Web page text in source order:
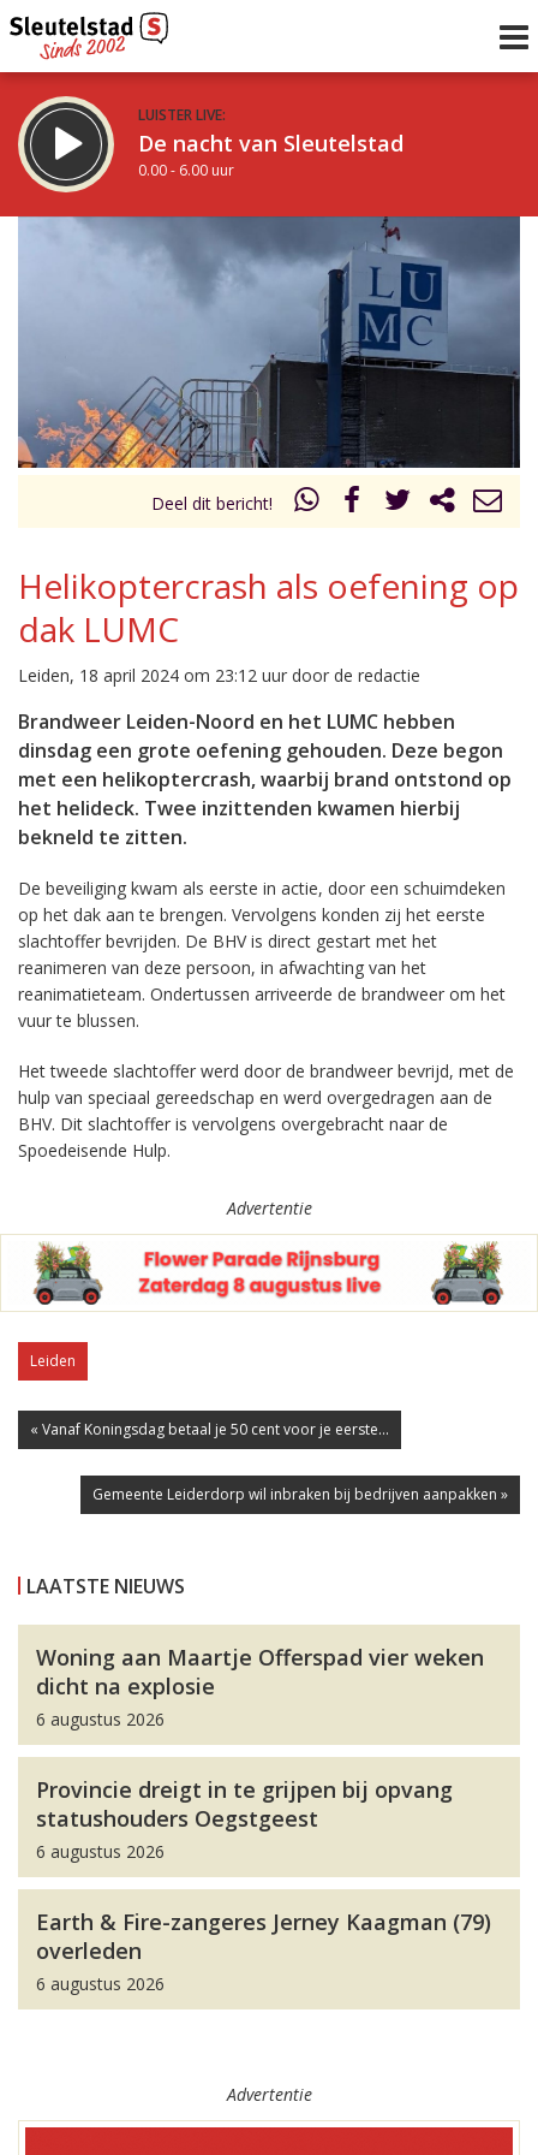
LUISTER LIVE:
De nacht van Sleutelstad
0.00 - 6.00 uur
De ochtend van Sleutelstad
Volgend uur
Deel dit bericht!
Helikoptercrash als oefening op
dak LUMC
Leiden, 18 april 2024 om 23:12 uur door de redactie
Brandweer Leiden-Noord en het LUMC hebben
dinsdag een grote oefening gehouden. Deze begon
met een helikoptercrash, waarbij brand ontstond op
het helideck. Twee inzittenden kwamen hierbij
bekneld te zitten.
De beveiliging kwam als eerste in actie, door een schuimdeken
op het dak aan te brengen. Vervolgens konden zij het eerste
slachtoffer bevrijden. De BHV is direct gestart met het
reanimeren van deze persoon, in afwachting van het
reanimatieteam. Ondertussen arriveerde de brandweer om het
vuur te blussen.
Het tweede slachtoffer werd door de brandweer bevrijd, met de
hulp van speciaal gereedschap en werd overgedragen aan de
BHV. Dit slachtoffer is vervolgens overgebracht naar de
Spoedeisende Hulp.
Advertentie
Leiden
« Vanaf Koningsdag betaal je 50 cent voor je eerste...
Gemeente Leiderdorp wil inbraken bij bedrijven aanpakken »
LAATSTE NIEUWS
Woning aan Maartje Offerspad vier weken
dicht na explosie
6 augustus 2026
Provincie dreigt in te grijpen bij opvang
statushouders Oegstgeest
6 augustus 2026
Earth & Fire-zangeres Jerney Kaagman (79)
overleden
6 augustus 2026
Advertentie